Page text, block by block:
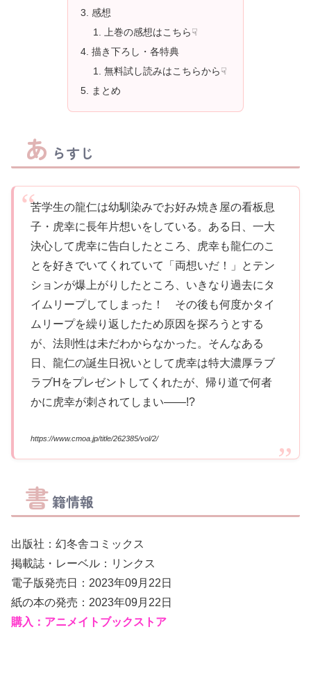
感想
上巻の感想はこちら☟
描き下ろし・各特典
無料試し読みはこちらから☟
まとめ
あ らすじ
苦学生の龍仁は幼馴染みでお好み焼き屋の看板息
子・虎幸に長年片想いをしている。ある日、一大
決心して虎幸に告白したところ、虎幸も龍仁のこ
とを好きでいてくれていて「両想いだ！」とテン
ションが爆上がりしたところ、いきなり過去にタ
イムリープしてしまった！ その後も何度かタイ
ムリープを繰り返したため原因を探ろうとする
が、法則性は未だわからなかった。そんなある
日、龍仁の誕生日祝いとして虎幸は特大濃厚ラブ
ラブHをプレゼントしてくれたが、帰り道で何者
かに虎幸が刺されてしまい――!?
https://www.cmoa.jp/title/262385/vol/2/
書籍情報
出版社：幻冬舎コミックス
掲載誌・レーベル：リンクス
電子版発売日：2023年09月22日
紙の本の発売：2023年09月22日
購入：アニメイトブックストア